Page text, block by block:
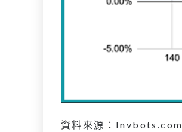
資料來源：Invbots.com